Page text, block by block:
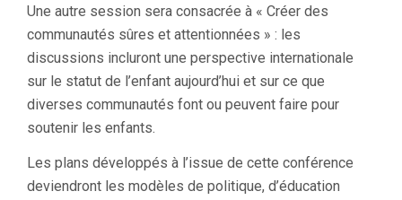
Une autre session sera consacrée à « Créer des
communautés sûres et attentionnées » : les
discussions incluront une perspective internationale
sur le statut de l’enfant aujourd’hui et sur ce que
diverses communautés font ou peuvent faire pour
soutenir les enfants.
Les plans développés à l’issue de cette conférence
deviendront les modèles de politique, d’éducation